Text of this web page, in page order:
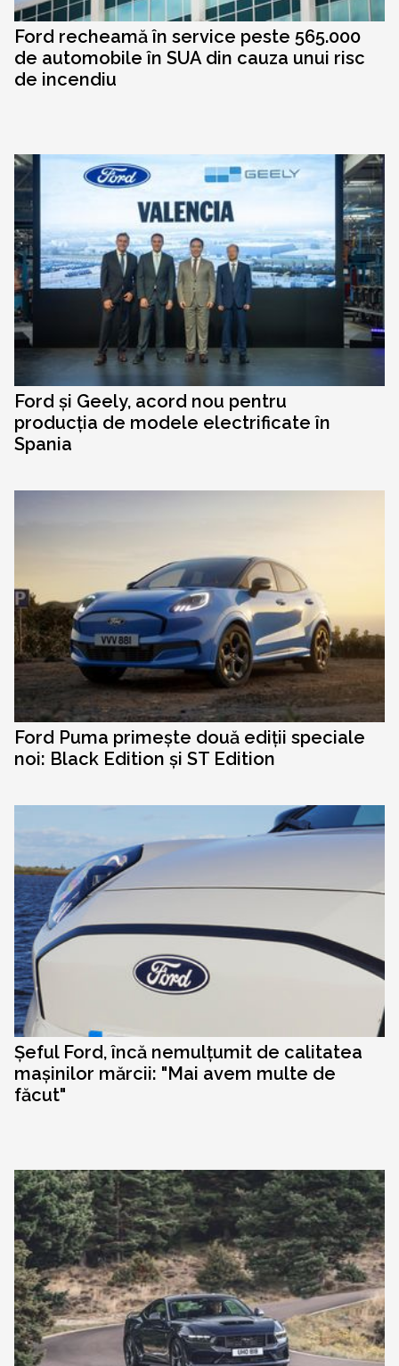
Ford recheamă în service peste 565.000
de automobile în SUA din cauza unui risc
de incendiu
Ford și Geely, acord nou pentru
producția de modele electrificate în
Spania
Ford Puma primește două ediții speciale
noi: Black Edition și ST Edition
Șeful Ford, încă nemulțumit de calitatea
mașinilor mărcii: "Mai avem multe de
făcut"